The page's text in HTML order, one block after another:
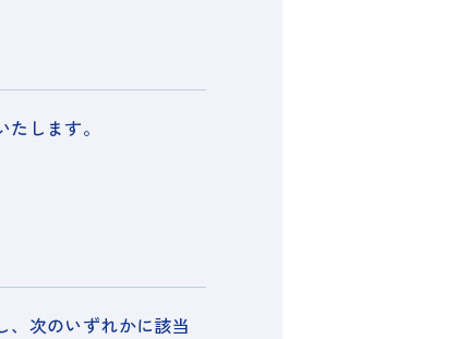
します。
、次のいずれかに該当